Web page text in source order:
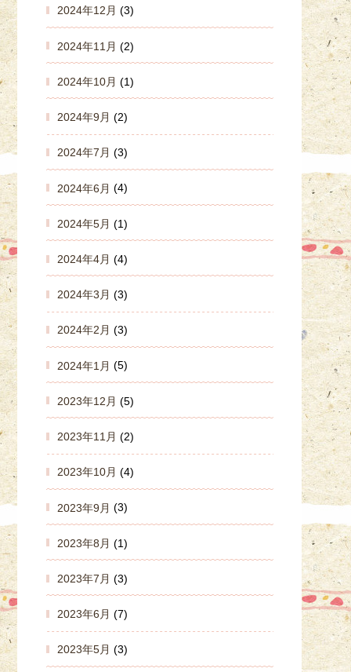
2024年12月 (3)
2024年11月 (2)
2024年10月 (1)
2024年9月 (2)
2024年7月 (3)
2024年6月 (4)
2024年5月 (1)
2024年4月 (4)
2024年3月 (3)
2024年2月 (3)
2024年1月 (5)
2023年12月 (5)
2023年11月 (2)
2023年10月 (4)
2023年9月 (3)
2023年8月 (1)
2023年7月 (3)
2023年6月 (7)
2023年5月 (3)